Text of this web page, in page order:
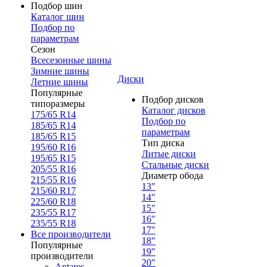
Подбор шин
Каталог шин
Подбор по
параметрам
Сезон
Всесезонные шины
Зимние шины
Летние шины
Популярные
типоразмеры
175/65 R14
185/65 R14
185/65 R15
195/60 R16
195/65 R15
205/55 R16
215/55 R16
215/60 R17
225/60 R18
235/55 R17
235/55 R18
Все производители
Популярные
производители
Диски
Подбор дисков
Каталог дисков
Подбор по
параметрам
Тип диска
Литые диски
Стальные диски
Диаметр обода
13"
14"
15"
16"
17"
18"
19"
20"